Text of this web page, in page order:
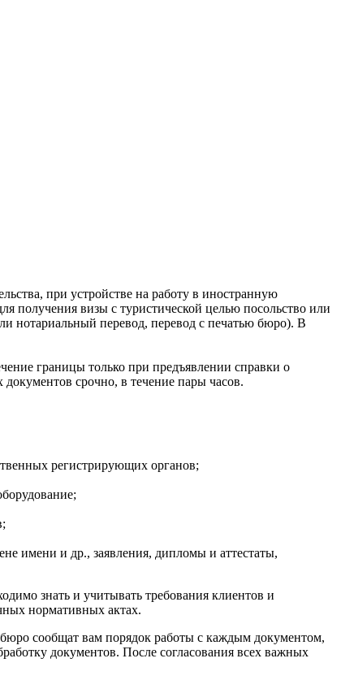
при устройстве на работу в иностранную
получения визы с туристической целью посольство или
нотариальный перевод, перевод с печатью бюро). В
границы только при предъявлении справки о
срочно, в течение пары часов.
регистрирующих органов;
имени и др., заявления, дипломы и аттестаты,
знать и учитывать требования клиентов и
нормативных актах.
бюро сообщат вам порядок работы с каждым документом,
документов. После согласования всех важных